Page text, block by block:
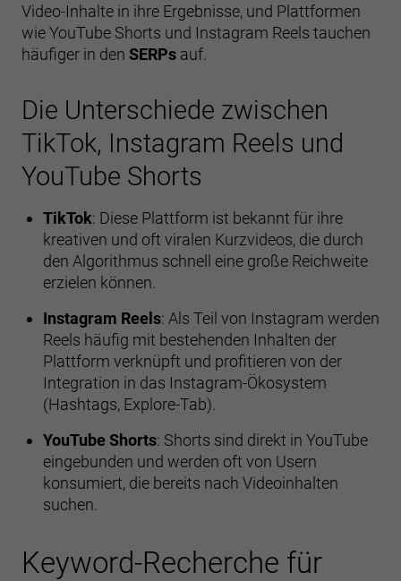
Video-Inhalte in ihre Ergebnisse, und Plattformen
wie YouTube Shorts und Instagram Reels tauchen
häufiger in den SERPs auf.
Die Unterschiede zwischen
TikTok, Instagram Reels und
YouTube Shorts
TikTok: Diese Plattform ist bekannt für ihre
kreativen und oft viralen Kurzvideos, die durch
den Algorithmus schnell eine große Reichweite
erzielen können.
Instagram Reels: Als Teil von Instagram werden
Reels häufig mit bestehenden Inhalten der
Plattform verknüpft und profitieren von der
Integration in das Instagram-Ökosystem
(Hashtags, Explore-Tab).
YouTube Shorts: Shorts sind direkt in YouTube
eingebunden und werden oft von Usern
konsumiert, die bereits nach Videoinhalten
suchen.
Keyword-Recherche für